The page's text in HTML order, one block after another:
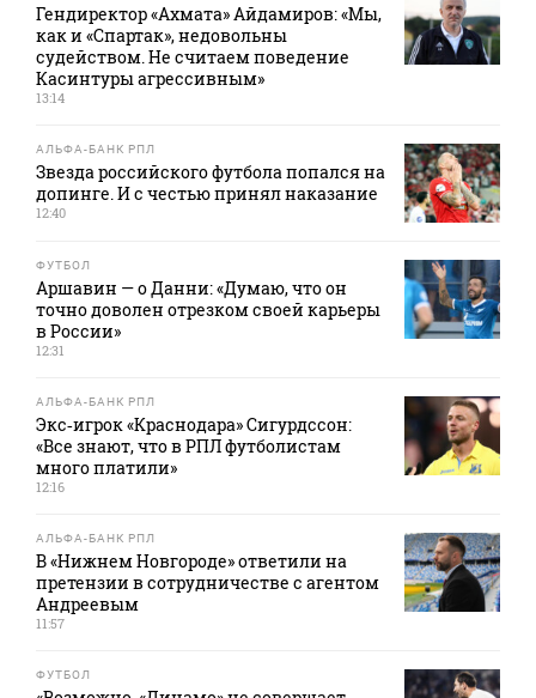
Гендиректор «Ахмата» Айдамиров: «Мы,
как и «Спартак», недовольны
судейством. Не считаем поведение
Касинтуры агрессивным»
13:14
АЛЬФА-БАНК РПЛ
Звезда российского футбола попался на
допинге. И с честью принял наказание
12:40
ФУТБОЛ
Аршавин — о Данни: «Думаю, что он
точно доволен отрезком своей карьеры
в России»
12:31
АЛЬФА-БАНК РПЛ
Экс‑игрок «Краснодара» Сигурдссон:
«Все знают, что в РПЛ футболистам
много платили»
12:16
АЛЬФА-БАНК РПЛ
В «Нижнем Новгороде» ответили на
претензии в сотрудничестве с агентом
Андреевым
11:57
ФУТБОЛ